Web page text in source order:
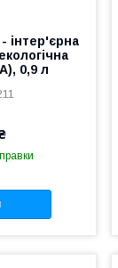
інтер'єрна
0,9 л